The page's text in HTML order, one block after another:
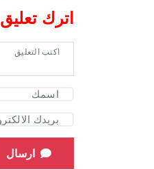
اترك تعليق
ارسال